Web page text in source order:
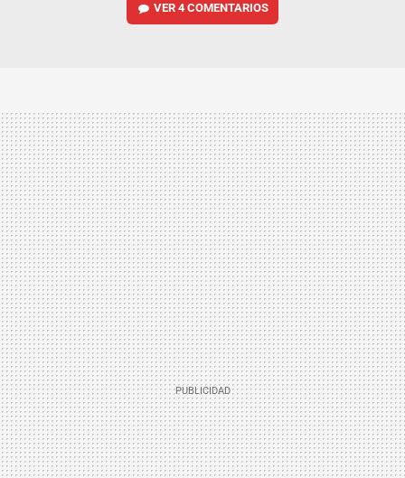
VER4 COMENTARIOS